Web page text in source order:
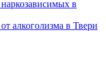
в
алкоголизма в Твери